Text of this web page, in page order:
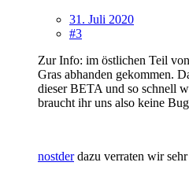
31. Juli 2020
#3
Zur Info: im östlichen Teil
Gras abhanden gekommen.
dieser BETA und so schnell
braucht ihr uns also keine
nostderdazu verraten wir